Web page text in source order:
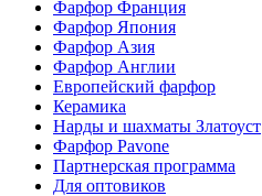
Фарфор Франция
Фарфор Япония
Фарфор Азия
Фарфор Англии
Европейский фарфор
Керамика
Нарды и шахматы Златоуст
Фарфор Pavone
Партнерская программа
Для оптовиков